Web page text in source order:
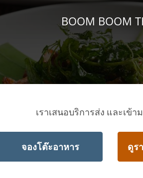
BOOM BOOM
เราเสนอบริการส่ง และเข้า
จองโต๊ะอาหาร ดูร